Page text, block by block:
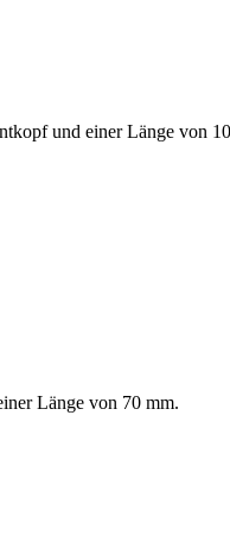
und einer Länge von
Länge von 70 mm.